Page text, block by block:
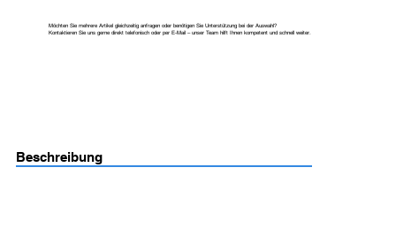
Möchten Sie mehrere Artikel gleichzeitig anfragen oder benötigen Sie Unterstützung bei der Auswahl?
Kontaktieren Sie uns gerne direkt telefonisch oder per E-Mail – unser Team hilft Ihnen kompetent und schnell weiter.
Beschreibung